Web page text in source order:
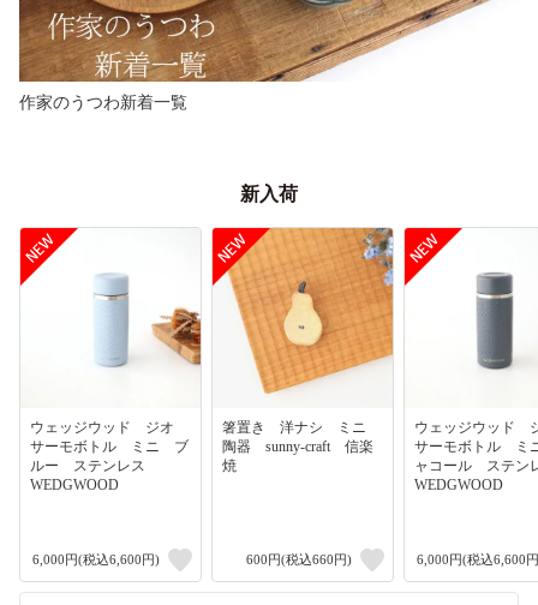
作家のうつわ新着一覧
新入荷
ウェッジウッド ジオ
サーモボトル ミニ ブ
ルー ステンレス
WEDGWOOD
6,000円(税込6,600円)
箸置き 洋ナシ ミニ
陶器 sunny-craft 信楽
焼
600円(税込660円)
ウェッジウッド
サーモボトル
ャコール ステ
WEDGWOOD
6,000円(税込6,600